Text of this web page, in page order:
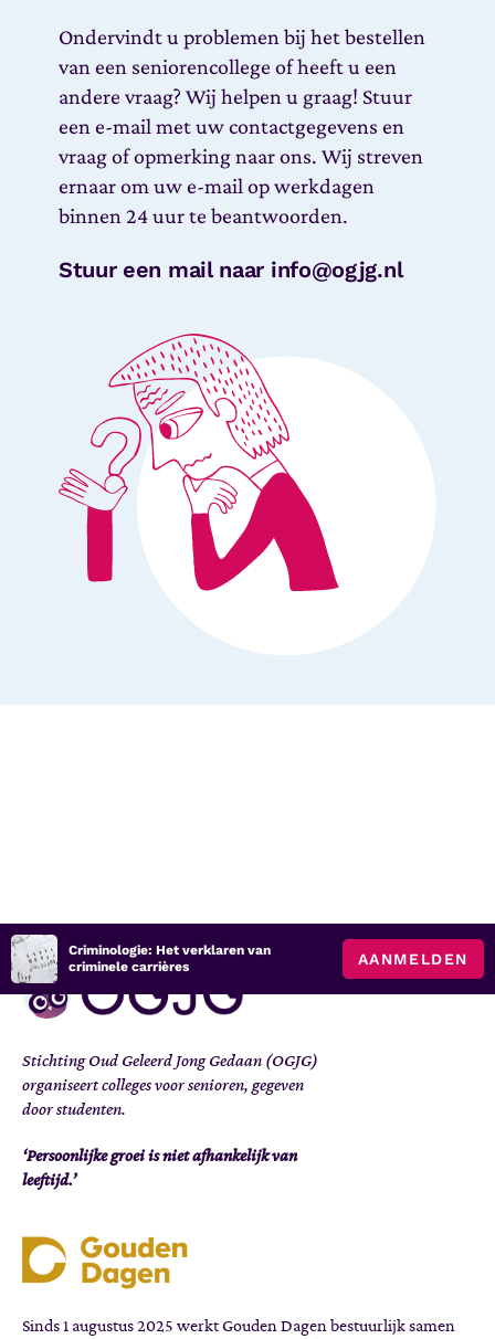
Ondervindt u problemen bij het bestellen
van een seniorencollege of heeft u een
andere vraag? Wij helpen u graag! Stuur
een e-mail met uw contactgegevens en
vraag of opmerking naar ons. Wij streven
ernaar om uw e-mail op werkdagen
binnen 24 uur te beantwoorden.
Stuur een mail naar info@ogjg.nl
Criminologie: Het verklaren van
criminele carrières
AANMELDEN
Stichting Oud Geleerd Jong Gedaan (OGJG)
organiseert colleges voor senioren, gegeven
door studenten.
‘Persoonlijke groei is niet afhankelijk van
leeftijd.’
Sinds 1 augustus 2025 werkt Gouden Dagen bestuurlijk samen